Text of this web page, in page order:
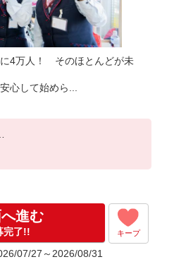
4万人！ そのほとんどが未
心して始めら...
円〜
わせて最大限に考慮します。
不安のある方、お気軽にお問
（最大）
進む
完了!! キープ
07/27～2026/08/31